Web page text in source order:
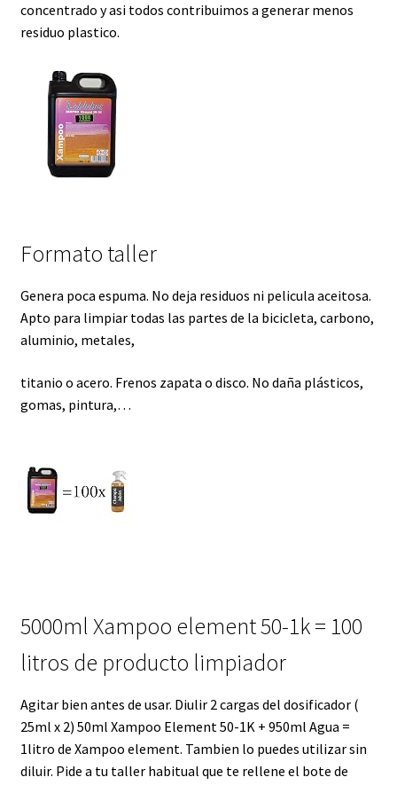
concentrado y asi todos contribuimos a generar menos
residuo plastico.
Formato taller
Genera poca espuma. No deja residuos ni pelicula aceitosa.
Apto para limpiar todas las partes de la bicicleta, carbono,
aluminio, metales,
titanio o acero. Frenos zapata o disco. No daña plásticos,
gomas, pintura,…
5000ml Xampoo element 50-1k = 100
litros de producto limpiador
Agitar bien antes de usar. Diulir 2 cargas del dosificador (
25ml x 2) 50ml Xampoo Element 50-1K + 950ml Agua =
1litro de Xampoo element. Tambien lo puedes utilizar sin
diluir. Pide a tu taller habitual que te rellene el bote de